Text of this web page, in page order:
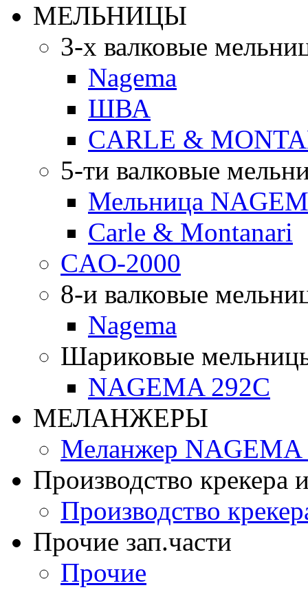
МЕЛЬНИЦЫ
3-х валковые
Nagema
ШВА
CARLE &
5-ти валковые
Мельница
Carle & Montanari
CAO-2000
8-и валковые
Nagema
Шариковые
NAGEMA 292C
МЕЛАНЖЕРЫ
Меланжер NAGEMA
Производство крекера
Производство
Прочие зап.части
Прочие